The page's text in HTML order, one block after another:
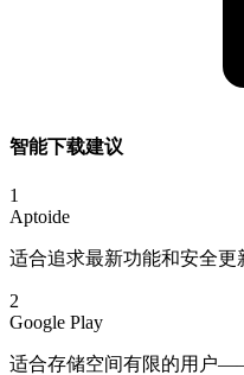
智能下载建议
1
Aptoide
适合追求最新功能和安全更
2
Google Play
适合存储空间有限的用户